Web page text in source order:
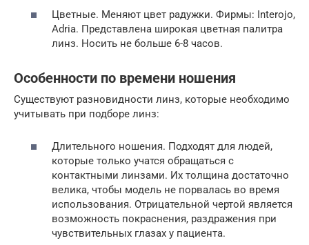
Цветные. Меняют цвет радужки. Фирмы: Interojo,
Adria. Представлена широкая цветная палитра
линз. Носить не больше 6-8 часов.
Особенности по времени ношения
Существуют разновидности линз, которые необходимо
учитывать при подборе линз:
Длительного ношения. Подходят для людей,
которые только учатся обращаться с
контактными линзами. Их толщина достаточно
велика, чтобы модель не порвалась во время
использования. Отрицательной чертой является
возможность покраснения, раздражения при
чувствительных глазах у пациента.